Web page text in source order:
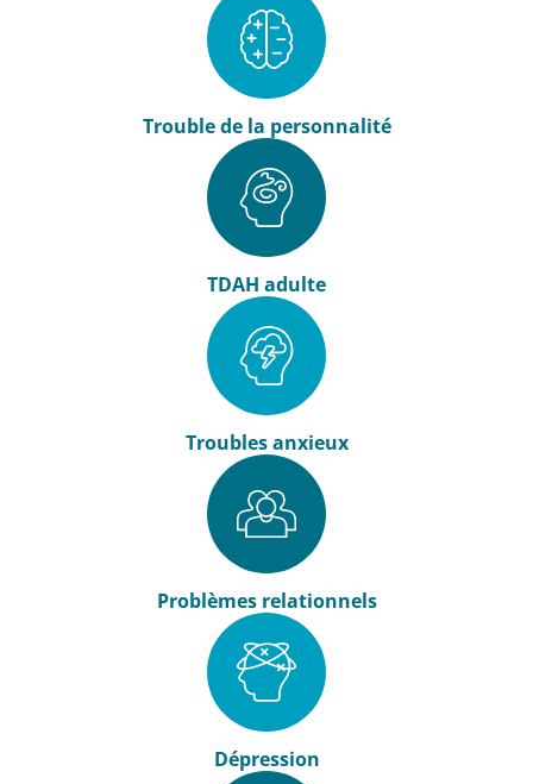
Trouble de la personnalité
TDAH adulte
Troubles anxieux
Problèmes relationnels
Dépression